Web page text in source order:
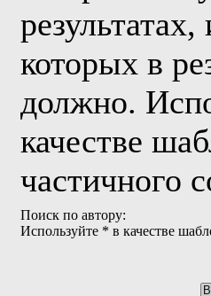
результатах,
которых в
должно.
качестве
частичного
Поиск по автору:
Используйте * в качестве